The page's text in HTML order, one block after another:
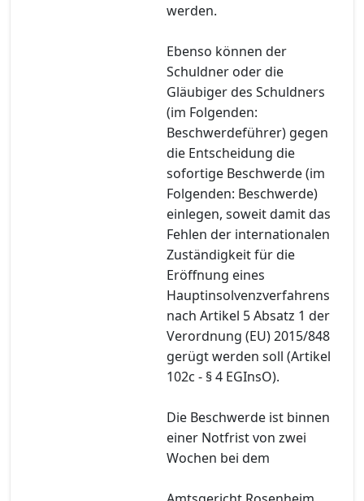
werden.
Ebenso können der
Schuldner oder die
Gläubiger des Schuldners
(im Folgenden:
Beschwerdeführer) gegen
die Entscheidung die
sofortige Beschwerde (im
Folgenden: Beschwerde)
einlegen, soweit damit das
Fehlen der internationalen
Zuständigkeit für die
Eröffnung eines
Hauptinsolvenzverfahrens
nach Artikel 5 Absatz 1 der
Verordnung (EU) 2015/848
gerügt werden soll (Artikel
102c - § 4 EGInsO).
Die Beschwerde ist binnen
einer Notfrist von zwei
Wochen bei dem